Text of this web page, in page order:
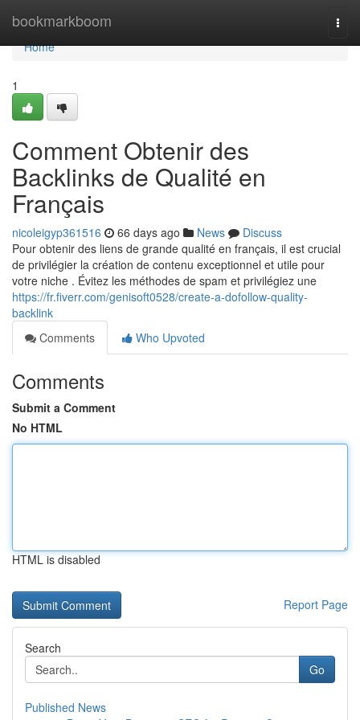
bookmarkboom
Home
Home
1
Comment Obtenir des
Backlinks de Qualité en
Français
nicoleigyp361516 66 days ago News
Discuss
Pour obtenir des liens de grande qualité en français, il est crucial
de privilégier la création de contenu exceptionnel et utile pour
votre niche . Évitez les méthodes de spam et privilégiez une
https://fr.fiverr.com/genisoft0528/create-a-dofollow-quality-
backlink
Comments
Who Upvoted
Comments
Submit a Comment
No HTML
HTML is disabled
Report Page
Search
Go
Published News